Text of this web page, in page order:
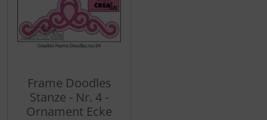
Frame Doodles
Stanze - Nr. 4 -
Ornament Ecke